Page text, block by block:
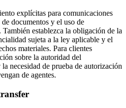
explícitas para comunicaciones
documentos y el uso de
establezca la obligación de la
sujeta a la ley aplicable y el
materiales. Para clientes
sobre la autoridad del
necesidad de prueba de autorización
de agentes.